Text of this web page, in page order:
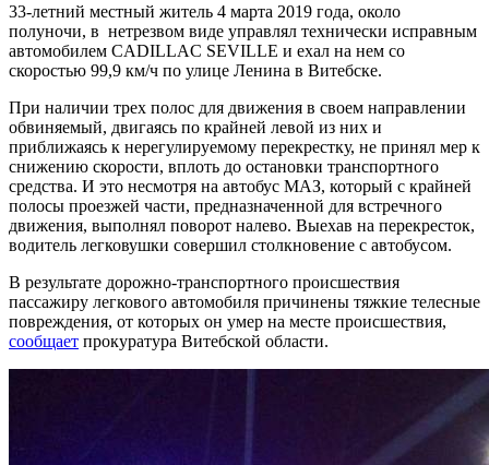
33-летний местный житель 4 марта 2019 года, около
полуночи, в нетрезвом виде управлял технически исправным
автомобилем CADILLAC SEVILLE и ехал на нем со
скоростью 99,9 км/ч по улице Ленина в Витебске.
При наличии трех полос для движения в своем направлении
обвиняемый, двигаясь по крайней левой из них и
приближаясь к нерегулируемому перекрестку, не принял мер к
снижению скорости, вплоть до остановки транспортного
средства. И это несмотря на автобус МАЗ, который с крайней
полосы проезжей части, предназначенной для встречного
движения, выполнял поворот налево. Выехав на перекресток,
водитель легковушки совершил столкновение с автобусом.
В результате дорожно-транспортного происшествия
пассажиру легкового автомобиля причинены тяжкие телесные
повреждения, от которых он умер на месте происшествия,
сообщает прокуратура Витебской области.